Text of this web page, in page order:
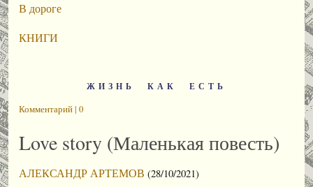
В дороге
КНИГИ
ЖИЗНЬ КАК ЕСТЬ
Комментарий | 0
Love story (Маленькая повесть)
АЛЕКСАНДР АРТЕМОВ (28/10/2021)